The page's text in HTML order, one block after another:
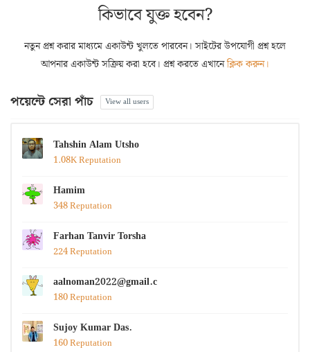
কিভাবে যুক্ত হবেন?
নতুন প্রশ্ন করার মাধ্যমে একাউন্ট খুলতে পারবেন। সাইটের উপযোগী প্রশ্ন হলে
আপনার একাউন্ট সক্রিয় করা হবে। প্রশ্ন করতে এখানেক্লিক করুন।
পয়েন্টে সেরা পাঁচ View all users
Tahshin Alam Utsho
1.08K Reputation
Hamim
348 Reputation
Farhan Tanvir Torsha
224 Reputation
aalnoman2022@gmail.com
180 Reputation
Sujoy Kumar Das.
160 Reputation